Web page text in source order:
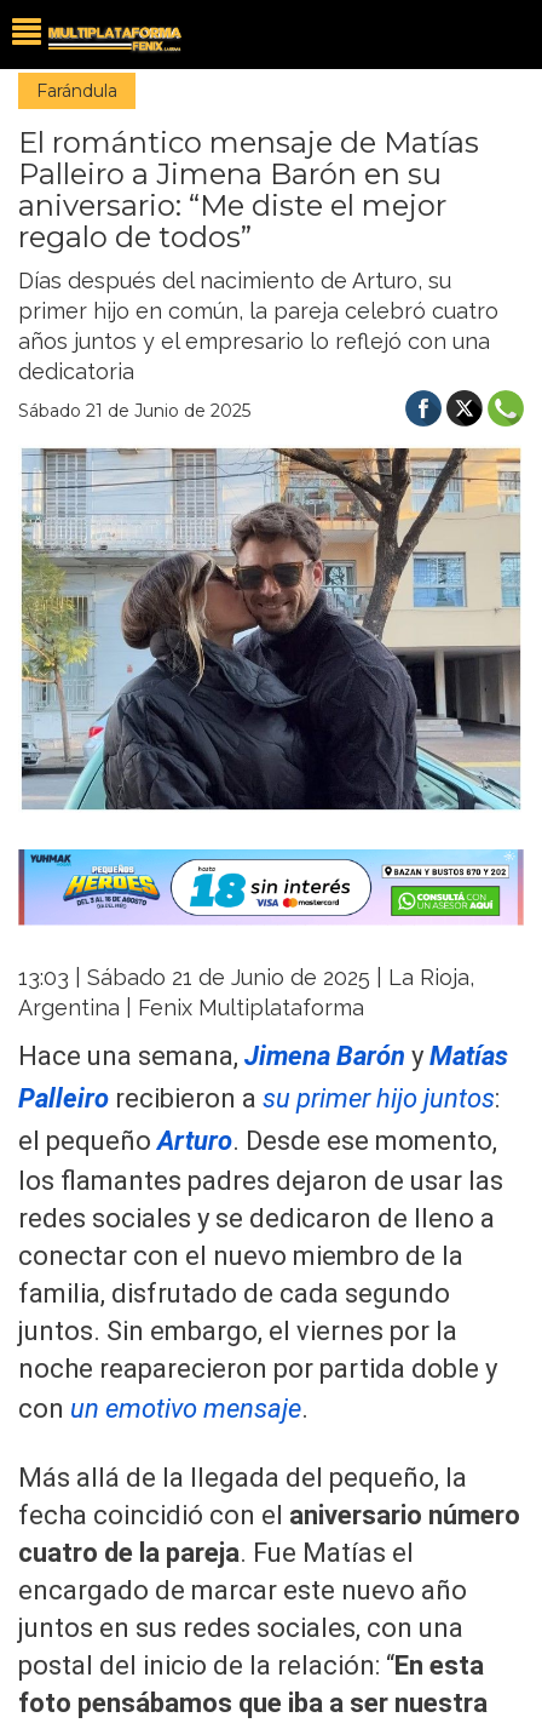
Farándula
El romántico mensaje de Matías
Palleiro a Jimena Barón en su
aniversario: “Me diste el mejor
regalo de todos”
Días después del nacimiento de Arturo, su
primer hijo en común, la pareja celebró cuatro
años juntos y el empresario lo reflejó con una
dedicatoria
Sábado 21 de Junio de 2025
13:03 | Sábado 21 de Junio de 2025 | La Rioja,
Argentina | Fenix Multiplataforma
Hace una semana, Jimena Barón y Matías
Palleiro recibieron a su primer hijo juntos:
el pequeñoArturo. Desde ese momento,
los flamantes padres dejaron de usar las
redes sociales y se dedicaron de lleno a
conectar con el nuevo miembro de la
familia, disfrutado de cada segundo
juntos. Sin embargo, el viernes por la
noche reaparecieron por partida doble y
con un emotivo mensaje.
Más allá de la llegada del pequeño, la
fecha coincidió con el aniversario número
cuatro de la pareja. Fue Matías el
encargado de marcar este nuevo año
juntos en sus redes sociales, con una
postal del inicio de la relación: “En esta
foto pensábamos que iba a ser nuestra